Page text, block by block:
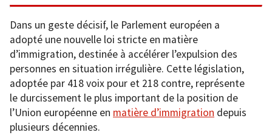
Dans un geste décisif, le Parlement européen a
adopté une nouvelle loi stricte en matière
d’immigration, destinée à accélérer l’expulsion des
personnes en situation irrégulière. Cette législation,
adoptée par 418 voix pour et 218 contre, représente
le durcissement le plus important de la position de
l’Union européenne en matière d’immigration depuis
plusieurs décennies.